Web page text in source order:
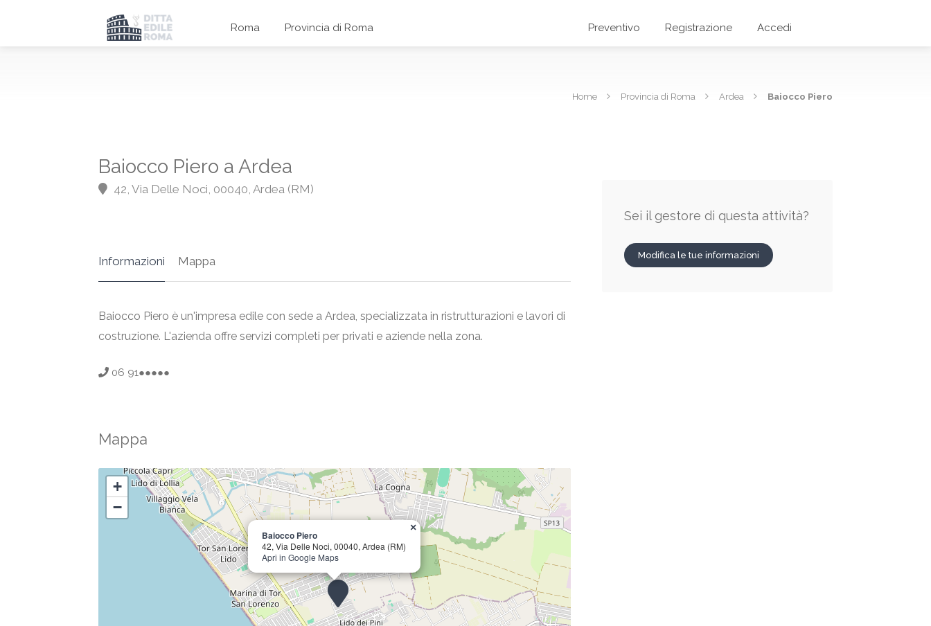
Roma Provincia di Roma Preventivo Registrazione Accedi
Home Provincia di Roma Ardea Baiocco Piero
Baiocco Piero a Ardea
42, Via Delle Noci, 00040, Ardea (RM)
Informazioni Mappa
Baiocco Piero è un'impresa edile con sede a Ardea, specializzata in ristrutturazioni e lavori di
costruzione. L'azienda offre servizi completi per privati e aziende nella zona.
06 91●●●●●
Mappa
Baiocco Piero
42, Via Delle Noci, 00040, Ardea (RM)
Apri in Google Maps
×
+
−
Sei il gestore di questa attività?
Modifica le tue informazioni